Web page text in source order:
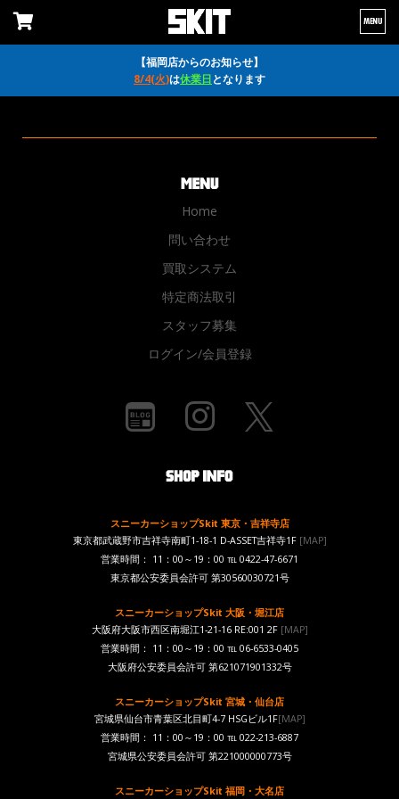
【福岡店からのお知らせ】
8/4(火)は休業日となります
MENU
Home
問い合わせ
買取システム
特定商法取引
スタッフ募集
ログイン/会員登録
スニーカーショップSkit 東京・吉祥寺店
東京都武蔵野市吉祥寺南町1-18-1 D-ASSET吉祥寺1F [MAP]
営業時間： 11：00～19：00 ℡ 0422-47-6671
東京都公安委員会許可 第30560030721号
スニーカーショップSkit 大阪・堀江店
大阪府大阪市西区南堀江1-21-16 RE:001 2F[MAP]
営業時間： 11：00～19：00 ℡ 06-6533-0405
大阪府公安委員会許可 第621071901332号
スニーカーショップSkit 宮城・仙台店
宮城県仙台市青葉区北目町4-7 HSGビル1F[MAP]
営業時間： 11：00～19：00 ℡ 022-213-6887
宮城県公安委員会許可 第221000000773号
スニーカーショップSkit 福岡・大名店